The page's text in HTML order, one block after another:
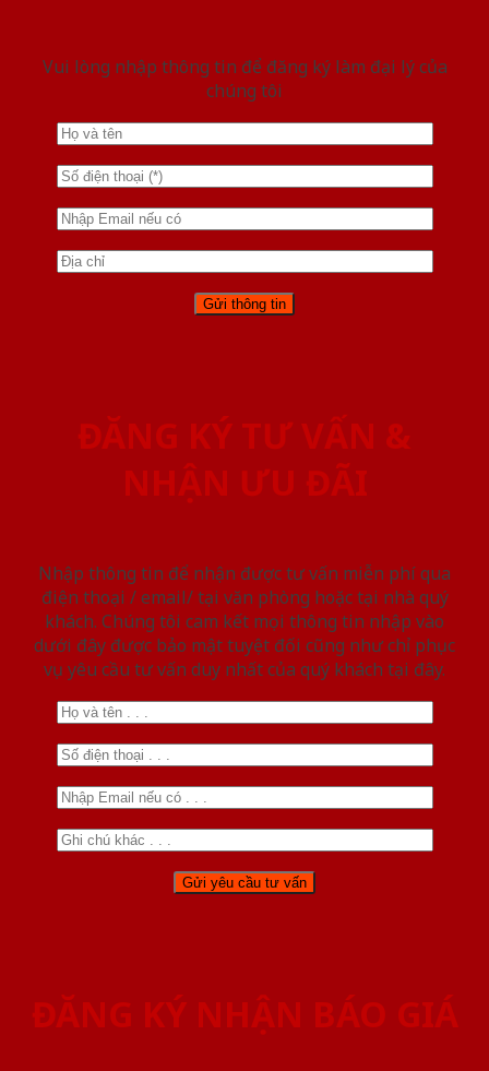
Vui lòng nhập thông tin để đăng ký làm đại lý của
chúng tôi
ĐĂNG KÝ TƯ VẤN &
NHẬN ƯU ĐÃI
Nhập thông tin để nhận được tư vấn miễn phí qua
điện thoại / email/ tại văn phòng hoặc tại nhà quý
khách. Chúng tôi cam kết mọi thông tin nhập vào
dưới đây được bảo mật tuyệt đối cũng như chỉ phục
vụ yêu cầu tư vấn duy nhất của quý khách tại đây.
ĐĂNG KÝ NHẬN BÁO GIÁ